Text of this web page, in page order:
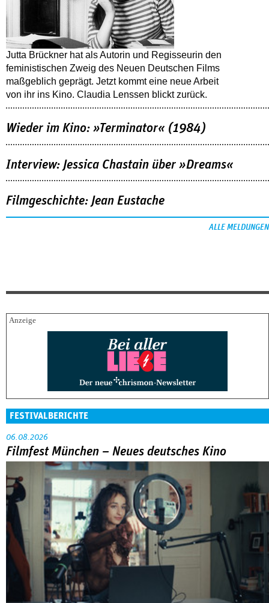
Jutta Brückner hat als Autorin und Regisseurin den
feministischen Zweig des Neuen Deutschen Films
maßgeblich geprägt. Jetzt kommt eine neue Arbeit
von ihr ins Kino. Claudia Lenssen blickt zurück.
Wieder im Kino: »Terminator« (1984)
Interview: Jessica Chastain über »Dreams«
Filmgeschichte: Jean Eustache
ALLE MELDUNGEN
FESTIVALBERICHTE
06.08.2026
Filmfest München – Neues deutsches Kino